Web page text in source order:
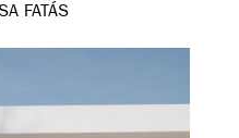
FATÁS